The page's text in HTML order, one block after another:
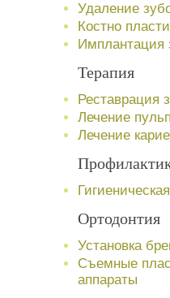
Удаление
Костно
Имплантация
Терапия
Реставрация
Лечение
Лечение
Ортодонтия
Установка
Съемные
аппараты